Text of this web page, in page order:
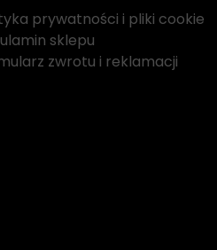
prywatności i pliki cookie
sklepu
zwrotu i reklamacji